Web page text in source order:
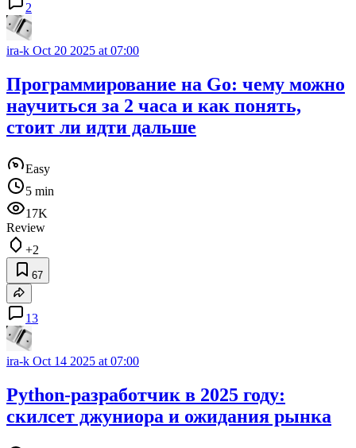
2
ira-k Oct 20 2025 at 07:00
Программирование на Go: чему можно
научиться за 2 часа и как понять,
стоит ли идти дальше
Easy
5 min
17K
Review
+2
67
13
ira-k Oct 14 2025 at 07:00
Python-разработчик в 2025 году:
скилсет джуниора и ожидания рынка